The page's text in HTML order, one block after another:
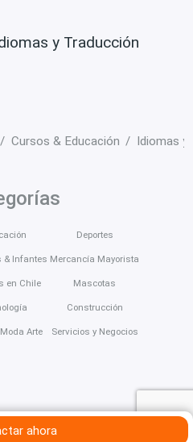
y Traducción
Cursos & Educación Idiomas y
ahora
& Infantes
en Chile
Arte
Deportes
Mercancía Mayorista
Mascotas
Construcción
Servicios y Negocios